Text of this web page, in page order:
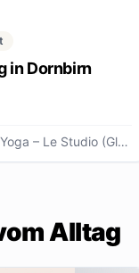
in Dornbirn
– Le Studio (Glöggele Haus)
Alltag